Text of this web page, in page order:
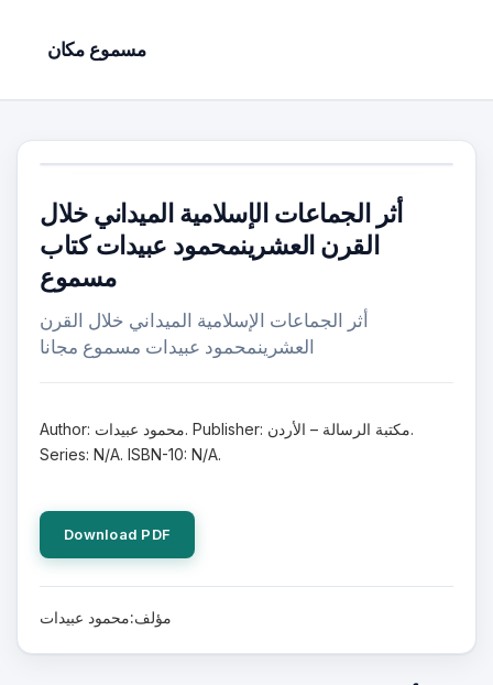
مسموع مكان
أثر الجماعات الإسلامية الميداني خلال
القرن العشرينمحمود عبيدات كتاب
مسموع
أثر الجماعات الإسلامية الميداني خلال القرن
العشرينمحمود عبيدات مسموع مجانا
Author: محمود عبيدات. Publisher: مكتبة الرسالة – الأردن.
Series: N/A. ISBN-10: N/A.
Download PDF
مؤلف:محمود عبيدات